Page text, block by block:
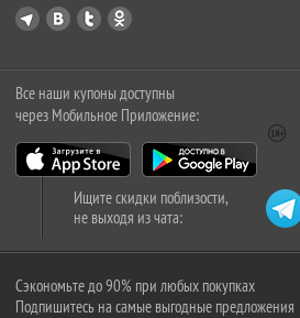
Все наши купоны доступны
через Мобильное Приложение:
Ищите скидки поблизости,
не выходя из чата:
Сэкономьте до 90% при любых покупках
Подпишитесь на самые выгодные предложения